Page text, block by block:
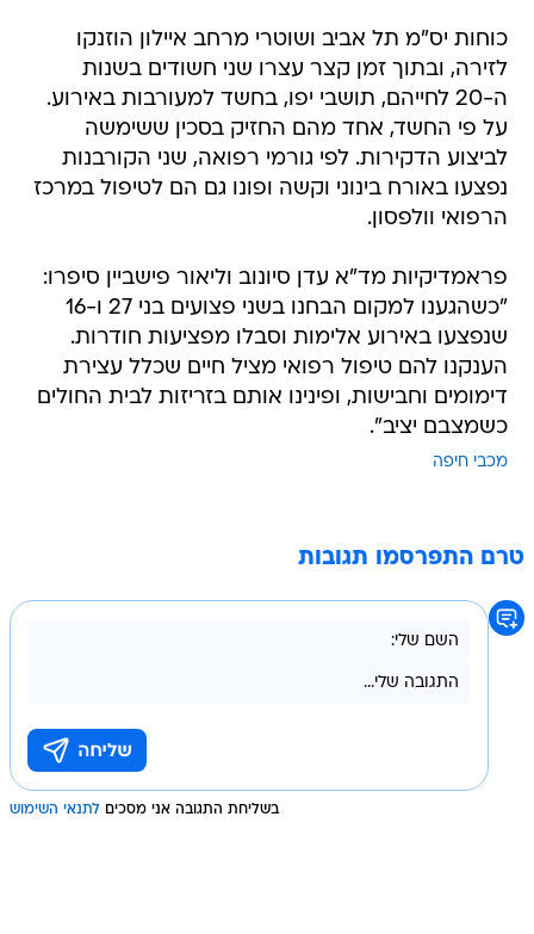
כוחות יס"מ תל אביב ושוטרי מרחב איילון הוזנקו
לזירה, ובתוך זמן קצר עצרו שני חשודים בשנות
ה-20 לחייהם, תושבי יפו, בחשד למעורבות באירוע.
על פי החשד, אחד מהם החזיק בסכין ששימשה
לביצוע הדקירות. לפי גורמי רפואה, שני הקורבנות
נפצעו באורח בינוני וקשה ופונו גם הם לטיפול במרכז
הרפואי וולפסון.
פראמדיקיות מד"א עדן סיונוב וליאור פישביין סיפרו:
"כשהגענו למקום הבחנו בשני פצועים בני 27 ו-16
שנפצעו באירוע אלימות וסבלו מפציעות חודרות.
הענקנו להם טיפול רפואי מציל חיים שכלל עצירת
דימומים וחבישות, ופינינו אותם בזריזות לבית החולים
כשמצבם יציב".
מכבי חיפה
טרם התפרסמו תגובות
בשליחת התגובה אני מסכים לתנאי השימוש